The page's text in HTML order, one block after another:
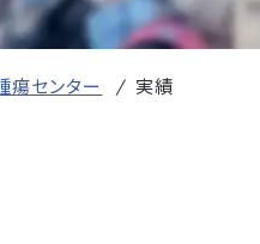
必要な事項（施
ン
瘍センター 実績